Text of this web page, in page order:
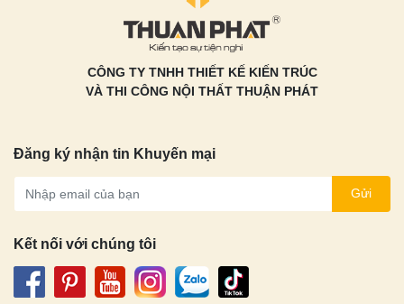
CÔNG TY TNHH THIẾT KẾ KIẾN TRÚC
VÀ THI CÔNG NỘI THẤT THUẬN PHÁT
Đăng ký nhận tin Khuyến mại
Gửi
Kết nối với chúng tôi